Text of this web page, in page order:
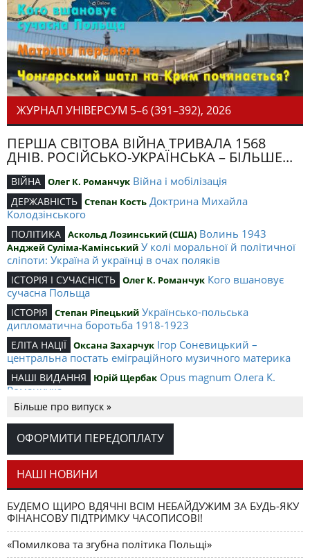
ЖУРНАЛ УНІВЕРСУМ 5–6 (391–392), 2026
ПЕРША СВІТОВА ВІЙНА ТРИВАЛА 1568
ДНІВ. РОСІЙСЬКО-УКРАЇНСЬКА – БІЛЬШЕ...
ВІЙНА Олег К. Романчук Війна і мобілізація
ДЕРЖАВНІСТЬ Степан Кость Доктрина Михайла
Колодзінського
ПОЛІТИКА Аскольд Лозинський (США) Волинь 1943
Анджей Суліма-Камінський У колі моральної й політичної
сліпоти: Україна й українці в очах поляків
ІСТОРІЯ І СУЧАСНІСТЬ Олег К. Романчук Кого вшановує
сучасна Польща
ІСТОРІЯ Степан Ріпецький Українсько-польська
дипломатична боротьба 1918-1923
ЕЛІТА НАЦІЇ Оксана Захарчук Ігор Соневицький –
центральна постать еміграційного музичного материка
НАШІ ВИДАННЯ Юрій Щербак Opus magnum Олега К.
Романчука
РЕЦЕНЗІЇ Петро Іванишин
Романчука
СЛОВО РЕДАКЦІЙНЕ Олег К. Романчук
як уособлення української політстратегії й тактики
Більше про випуск »
ОФОРМИТИ ПЕРЕДОПЛАТУ
НАШІ НОВИНИ
БУДЕМО ЩИРО ВДЯЧНІ ВСІМ НЕБАЙДУЖИМ ЗА БУДЬ-ЯКУ
ФІНАНСОВУ ПІДТРИМКУ ЧАСОПИСОВІ!
«Помилкова та згубна політика Польщі»